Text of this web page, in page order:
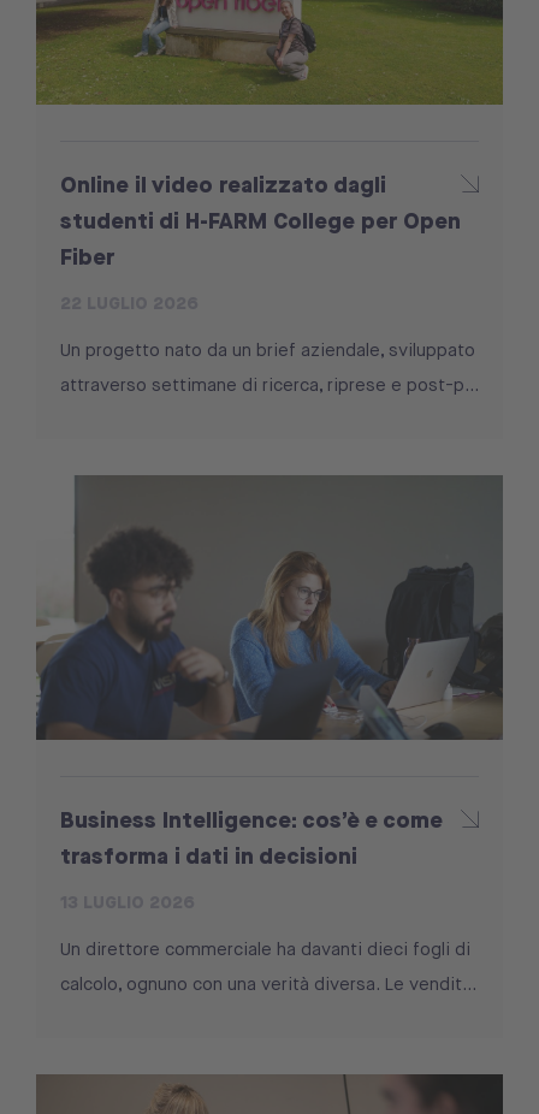
Online il video realizzato dagli
studenti di H-FARM College per Open
Fiber
Un progetto nato da un brief aziendale, sviluppato
attraverso settimane di ricerca, riprese e post-p...
Business Intelligence: cos’è e come
trasforma i dati in decisioni
Un direttore commerciale ha davanti dieci fogli di
calcolo, ognuno con una verità diversa. Le vendit...